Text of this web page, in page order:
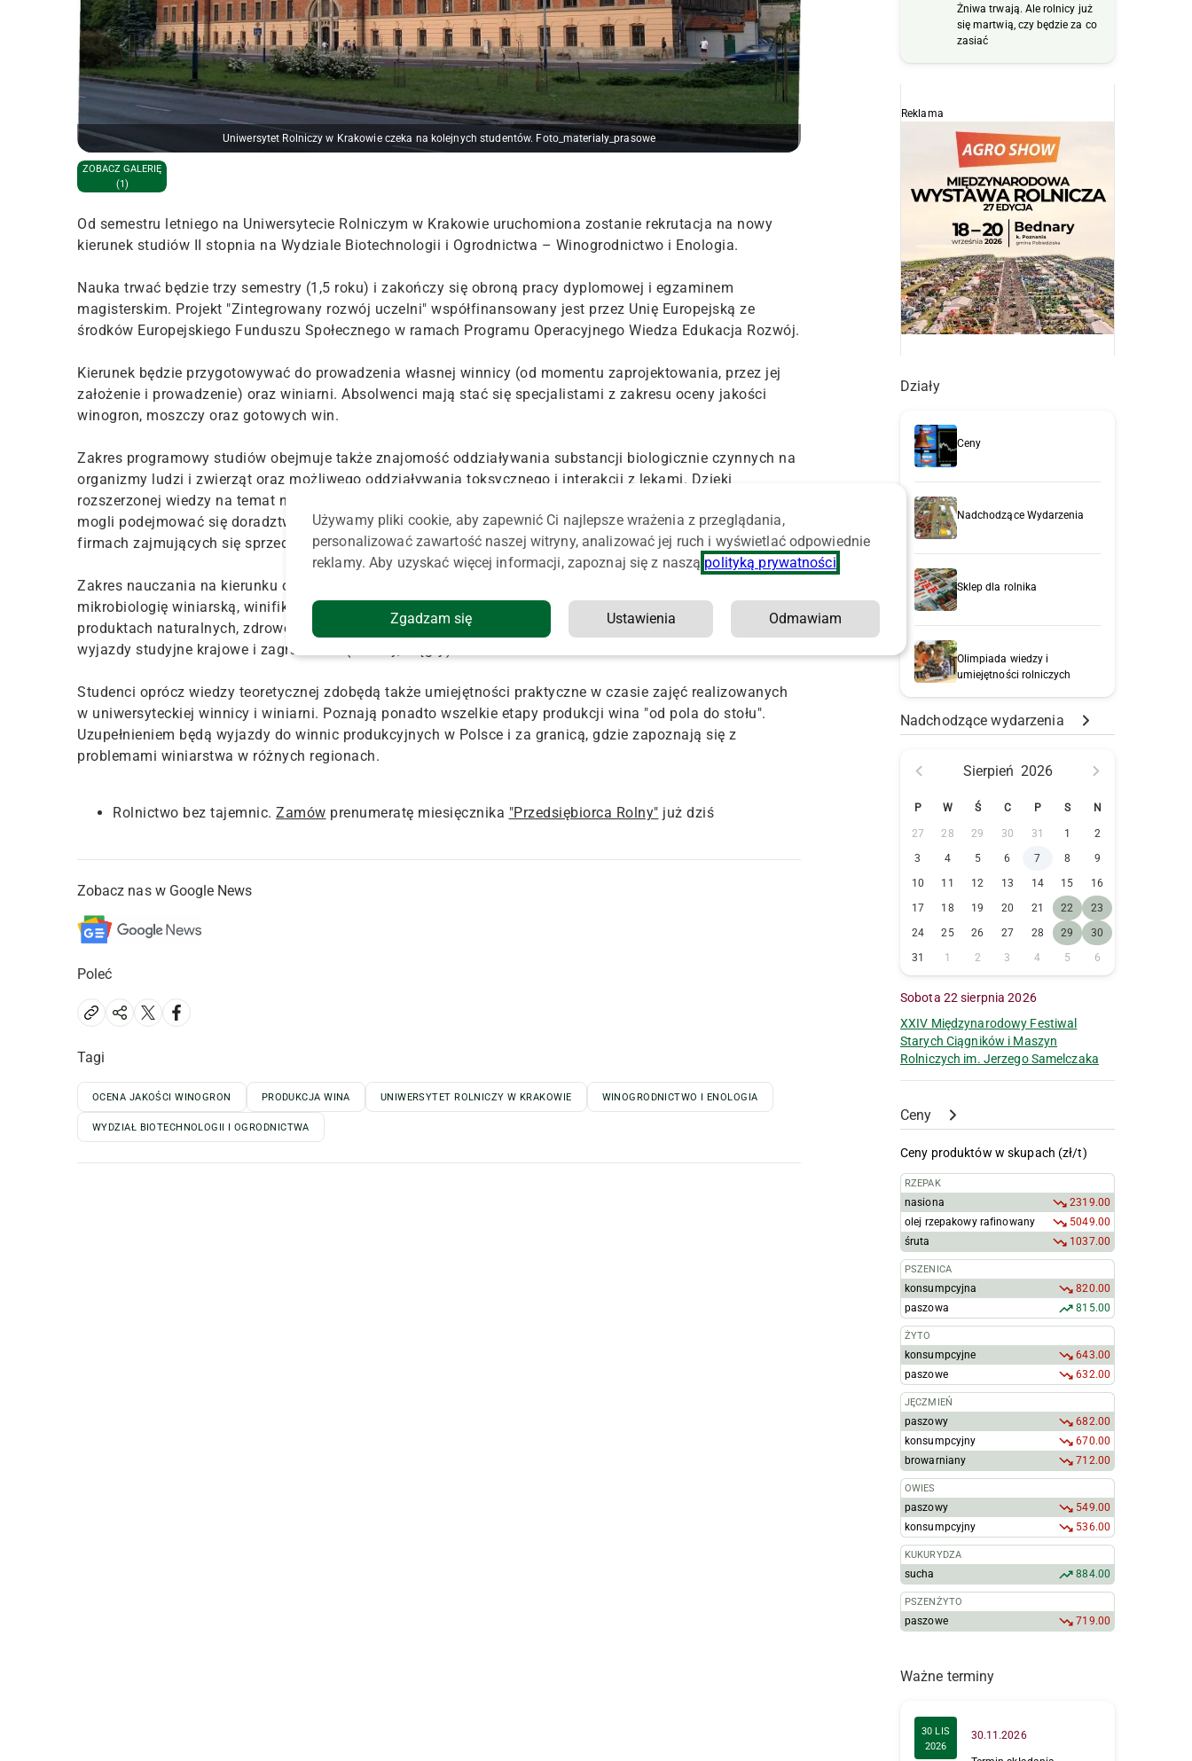
Uniwersytet Rolniczy w Krakowie czeka na kolejnych studentów. Foto_materialy_prasowe
ZOBACZ GALERIĘ
(1)
Od semestru letniego na Uniwersytecie Rolniczym w Krakowie uruchomiona zostanie rekrutacja na nowy
kierunek studiów II stopnia na Wydziale Biotechnologii i Ogrodnictwa – Winogrodnictwo i Enologia.
Nauka trwać będzie trzy semestry (1,5 roku) i zakończy się obroną pracy dyplomowej i egzaminem
magisterskim. Projekt "Zintegrowany rozwój uczelni" współfinansowany jest przez Unię Europejską ze
środków Europejskiego Funduszu Społecznego w ramach Programu Operacyjnego Wiedza Edukacja Rozwój.
Kierunek będzie przygotowywać do prowadzenia własnej winnicy (od momentu zaprojektowania, przez jej
założenie i prowadzenie) oraz winiarni. Absolwenci mają stać się specjalistami z zakresu oceny jakości
winogron, moszczy oraz gotowych win.
Zakres programowy studiów obejmuje także znajomość oddziaływania substancji biologicznie czynnych na
organizmy ludzi i zwierząt oraz możliwego oddziaływania toksycznego i interakcji z lekami. Dzięki
rozszerzonej wiedzy na temat neuroenologii, analizy sensorycznej oraz food-pairingu absolwenci będą
mogli podejmować się doradztwa jako sommelierzy przy wyborze win w sektorze HoReCa, enoturystyce i
firmach zajmujących się sprzedażą i dystrybucją win.
Zakres nauczania na kierunku obejmuje m.in. przedmioty: winogrodnictwo, choroby i szkodniki winorośli,
mikrobiologię winiarską, winifikację, analitykę laboratoryjną w enologii, chemię wina, substancje aktywne w
produktach naturalnych, zdrowotne aspekty wina, interakcje leków z etanolem, neuroenologię, praktyki, czy
wyjazdy studyjne krajowe i zagraniczne (Czechy, Węgry).
Studenci oprócz wiedzy teoretycznej zdobędą także umiejętności praktyczne w czasie zajęć realizowanych
w uniwersyteckiej winnicy i winiarni. Poznają ponadto wszelkie etapy produkcji wina "od pola do stołu".
Uzupełnieniem będą wyjazdy do winnic produkcyjnych w Polsce i za granicą, gdzie zapoznają się z
problemami winiarstwa w różnych regionach.
Rolnictwo bez tajemnic. Zamów prenumeratę miesięcznika "Przedsiębiorca Rolny" już dziś
Zobacz nas w Google News
Poleć
Tagi
OCENA JAKOŚCI WINOGRON PRODUKCJA WINA UNIWERSYTET ROLNICZY W KRAKOWIE WINOGRODNICTWO I ENOLOGIA
WYDZIAŁ BIOTECHNOLOGII I OGRODNICTWA
Żniwa trwają. Ale rolnicy już
się martwią, czy będzie za co
zasiać
Reklama
Działy
Ceny
Nadchodzące Wydarzenia
Sklep dla rolnika
Olimpiada wiedzy i
umiejętności rolniczych
Nadchodzące wydarzenia
Sierpień 2026
P W Ś C P S N
27 28 29 30 31 1
2
3
4 5 6 7 8
9
10
11 12 13 14 15
16
17
18 19 20 21 22
23
24
25 26 27 28 29
30
31
1 2 3 4 5 6
Sobota 22 sierpnia 2026
XXIV Międzynarodowy Festiwal
Starych Ciągników i Maszyn
Rolniczych im. Jerzego Samelczaka
Ceny
Ceny produktów w skupach (zł/t)
RZEPAK
nasiona
2319.00
olej rzepakowy rafinowany
5049.00
śruta
1037.00
PSZENICA
konsumpcyjna
820.00
paszowa
815.00
ŻYTO
konsumpcyjne
643.00
paszowe
632.00
JĘCZMIEŃ
paszowy
682.00
konsumpcyjny
670.00
browarniany
712.00
OWIES
paszowy
549.00
konsumpcyjny
536.00
KUKURYDZA
sucha 884.00
PSZENŻYTO
paszowe 719.00
Ważne terminy
30 LIS
2026
30.11.2026
Używamy pliki cookie, aby zapewnić Ci najlepsze wrażenia z przeglądania,
personalizować zawartość naszej witryny, analizować jej ruch i wyświetlać odpowiednie
reklamy. Aby uzyskać więcej informacji, zapoznaj się z naszą polityką prywatności
Zgadzam się Ustawienia Odmawiam